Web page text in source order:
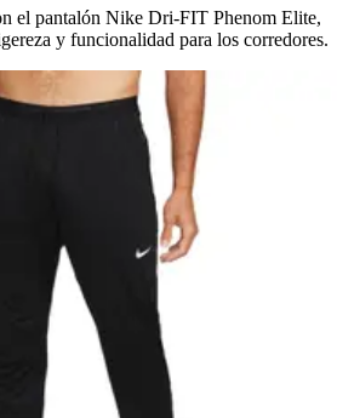
el pantalón Nike Dri-FIT Phenom Elite,
y funcionalidad para los corredores.